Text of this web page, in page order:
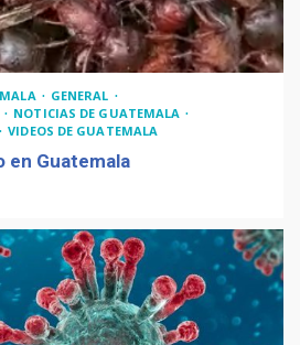
GENERAL
NOTICIAS DE GUATEMALA
VIDEOS DE GUATEMALA
en Guatemala